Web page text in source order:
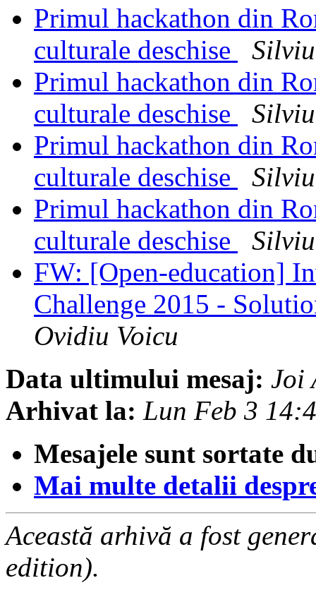
Primul hackathon din
culturale deschise
Primul hackathon din
culturale deschise
Primul hackathon din
culturale deschise
Primul hackathon din
culturale deschise
FW: [Open-education]
Challenge 2015 -
Ovidiu Voicu
Data ultimului mesaj: Joi
Arhivat la: Lun Feb 3
Mesajele sunt sortate
Mai multe detalii
Această arhivă a fost
edition).